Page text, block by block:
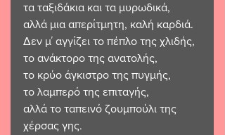
τα ταξιδάκια και τα μυρωδικά,
αλλά μια απερίτμητη, καλή καρδιά.
Δεν μ΄ αγγίζει το πέπλο της χλιδής,
το ανάκτορο της ανατολής,
το κρύο άγκιστρο της πυγμής,
το λαμπερό της επιταγής,
αλλά το ταπεινό ζουμπούλι της
χέρσας γης.